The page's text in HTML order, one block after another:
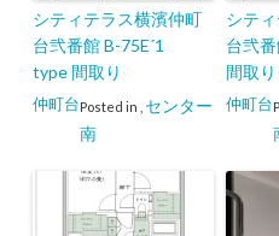
シティテラス横濱仲町
台弐番館 B-75E´1
type 間取り
Posted in
仲町台
センター
南
シテ
台弐
間取り
仲町台